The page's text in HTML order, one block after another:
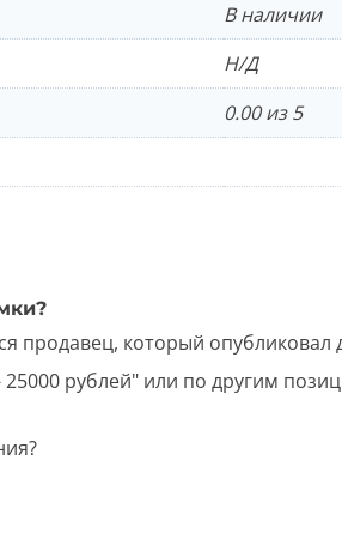
В наличии
Н/Д
0.00 из 5
продавец, который
рублей" или по другим